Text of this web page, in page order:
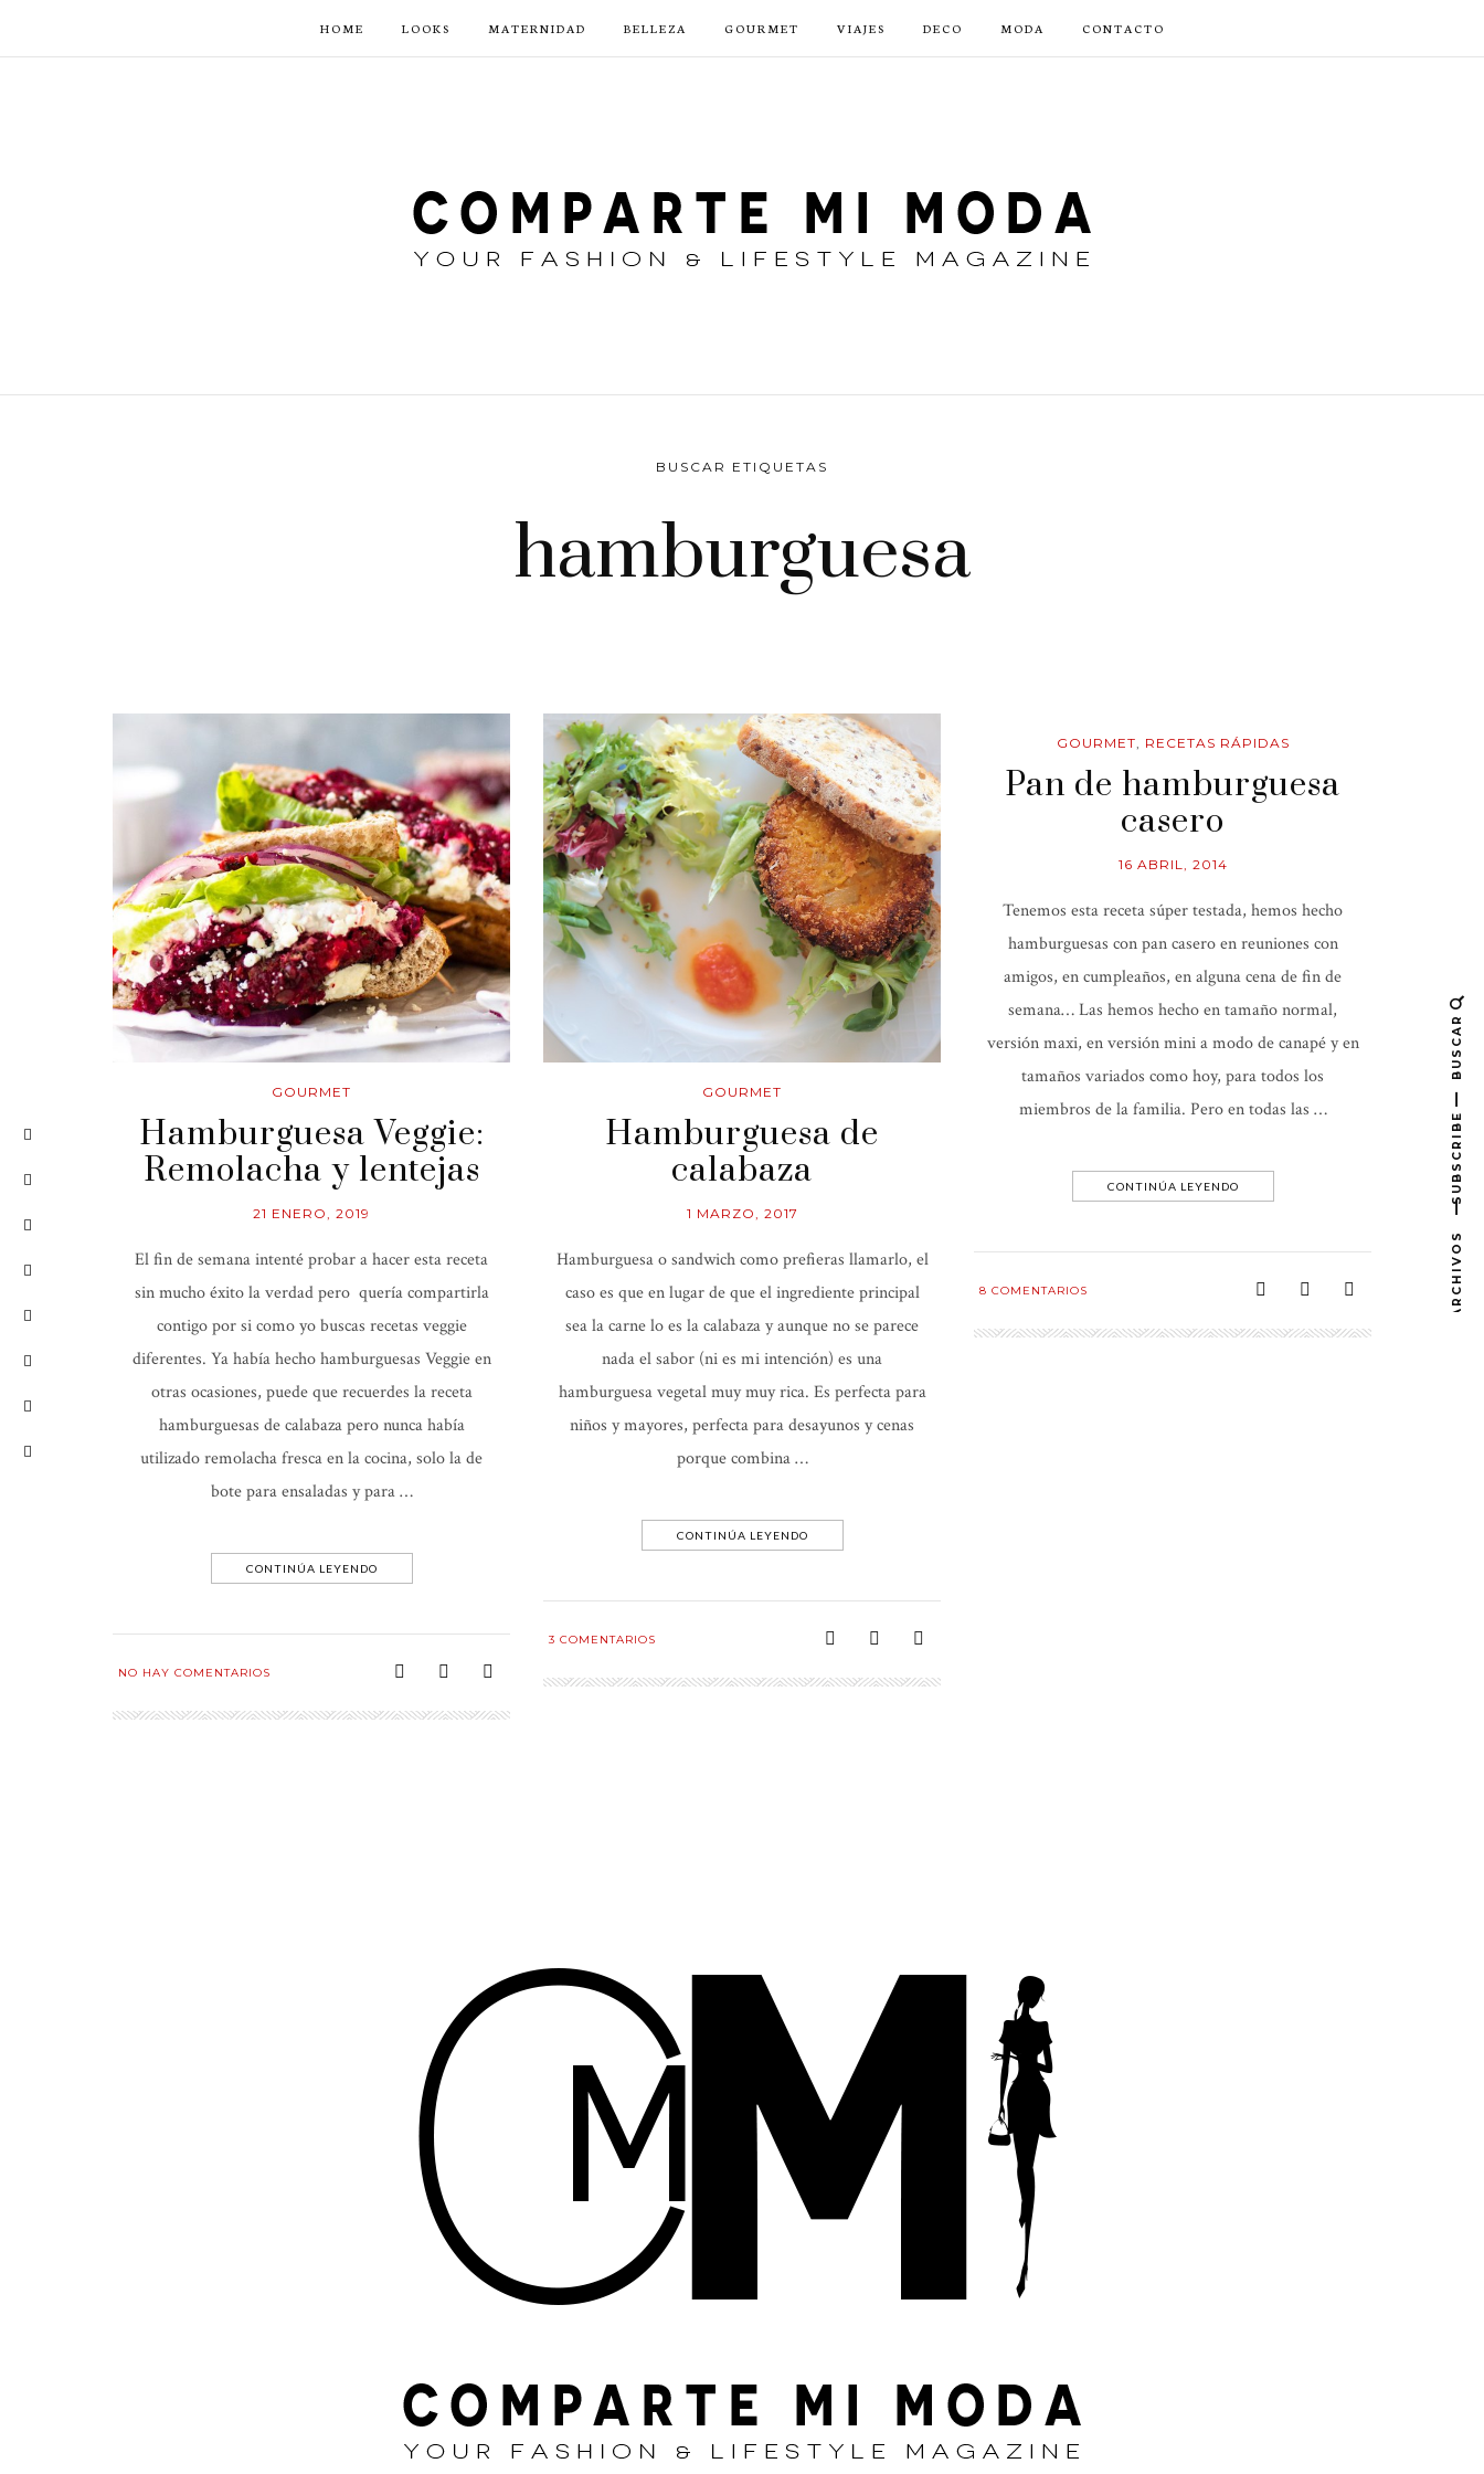
HOME LOOKS MATERNIDAD BELLEZA GOURMET VIAJES DECO MODA CONTACTO
BUSCAR ETIQUETAS
hamburguesa
GOURMET
Hamburguesa Veggie:
Remolacha y lentejas
21 ENERO, 2019
El fin de semana intenté probar a hacer esta receta
sin mucho éxito la verdad pero quería compartirla
contigo por si como yo buscas recetas veggie
diferentes. Ya había hecho hamburguesas Veggie en
otras ocasiones, puede que recuerdes la receta
hamburguesas de calabaza pero nunca había
utilizado remolacha fresca en la cocina, solo la de
bote para ensaladas y para …
CONTINÚA LEYENDO
NO HAY COMENTARIOS
GOURMET
Hamburguesa de
calabaza
1 MARZO, 2017
Hamburguesa o sandwich como prefieras llamarlo, el
caso es que en lugar de que el ingrediente principal
sea la carne lo es la calabaza y aunque no se parece
nada el sabor (ni es mi intención) es una
hamburguesa vegetal muy muy rica. Es perfecta para
niños y mayores, perfecta para desayunos y cenas
porque combina …
CONTINÚA LEYENDO
3 COMENTARIOS
GOURMET, RECETAS RÁPIDAS
Pan de hamburguesa
casero
16 ABRIL, 2014
Tenemos esta receta súper testada, hemos hecho
hamburguesas con pan casero en reuniones con
amigos, en cumpleaños, en alguna cena de fin de
semana… Las hemos hecho en tamaño normal,
versión maxi, en versión mini a modo de canapé y en
tamaños variados como hoy, para todos los
miembros de la familia. Pero en todas las …
CONTINÚA LEYENDO
8 COMENTARIOS
BUSCAR
SUBSCRIBE
ARCHIVOS